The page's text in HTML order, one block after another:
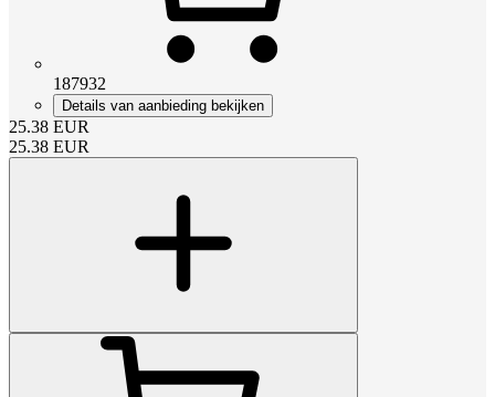
187932
Details van aanbieding bekijken
25.38 EUR
25.38 EUR